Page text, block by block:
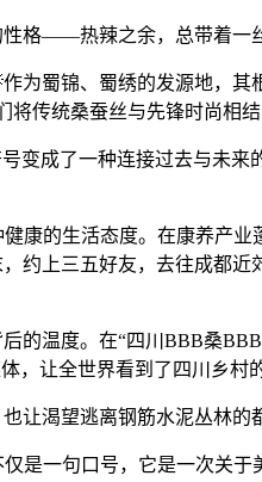
格——热辣之余，总带着一
为蜀锦、蜀绣的发源地，
传统桑蚕丝与先锋时尚相
变成了一种连接过去与未
康的生活态度。在康养产
约上三五好友，去往成都
的温度。在“四川BBB桑
，让全世界看到了四川乡村
让渴望逃离钢筋水泥丛林的
是一句口号，它是一次关